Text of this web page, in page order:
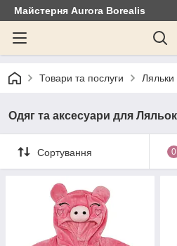
Майстерня Aurora Borealis
Товари та послуги Ляльки
Одяг та аксесуари для Ляльок
Сортування 0